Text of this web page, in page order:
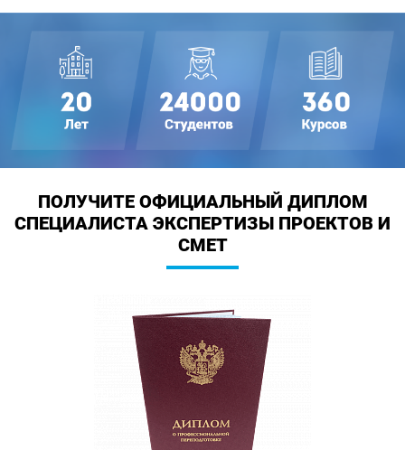
ПОЛУЧИТЕ ОФИЦИАЛЬНЫЙ ДИПЛОМ
СПЕЦИАЛИСТА ЭКСПЕРТИЗЫ ПРОЕКТОВ И
СМЕТ